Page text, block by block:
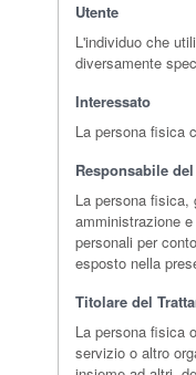
Utente
L'individuo che
diversamente
Interessato
La persona fisica
Responsabile
La persona fisica,
amministrazione
personali per
esposto nella
Titolare del
La persona fisica
servizio o altro